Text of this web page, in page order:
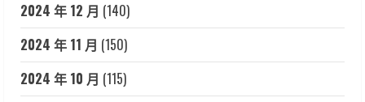
2024 年 12 月 (140)
2024 年 11 月 (150)
2024 年 10 月 (115)